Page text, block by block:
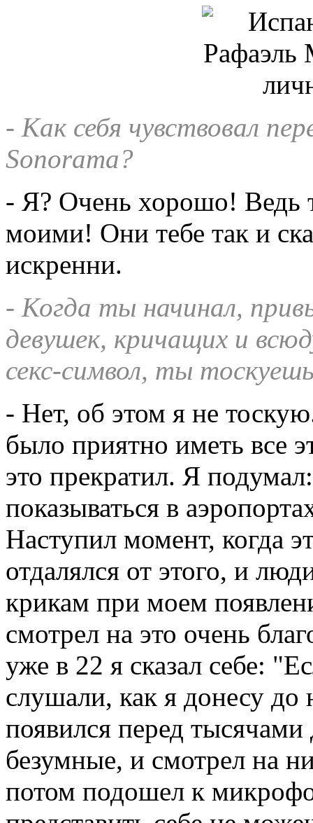
- Как себя чувствовал
Sonorama?
- Я? Очень хорошо! Ведь
моими! Они тебе так и
искренни.
- Когда ты начинал,
девушек, кричащих и
секс-символ, ты
- Нет, об этом я не
было приятно иметь все
это прекратил. Я
показываться в
Наступил момент, когда
отдалялся от этого, и
крикам при моем
смотрел на это очень
уже в 22 я сказал себе:
слушали, как я донесу
появился перед
безумные, и смотрел на
потом подошел к